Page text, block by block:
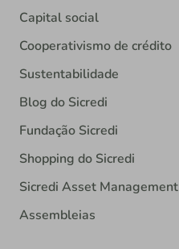
Capital social
Cooperativismo de crédito
Sustentabilidade
Blog do Sicredi
Fundação Sicredi
Shopping do Sicredi
Sicredi Asset Management
Assembleias